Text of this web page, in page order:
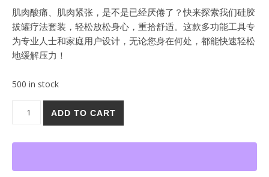
肌肉酸痛、肌肉紧张，是不是已经厌倦了？快来探索我们硅胶
拔罐疗法套装，轻松放松身心，重拾舒适。这款多功能工具专
为专业人士和家庭用户设计，无论您身在何处，都能快速轻松
地缓解压力！
500 in stock
Massage Cupping Set quantity
ADD TO CART